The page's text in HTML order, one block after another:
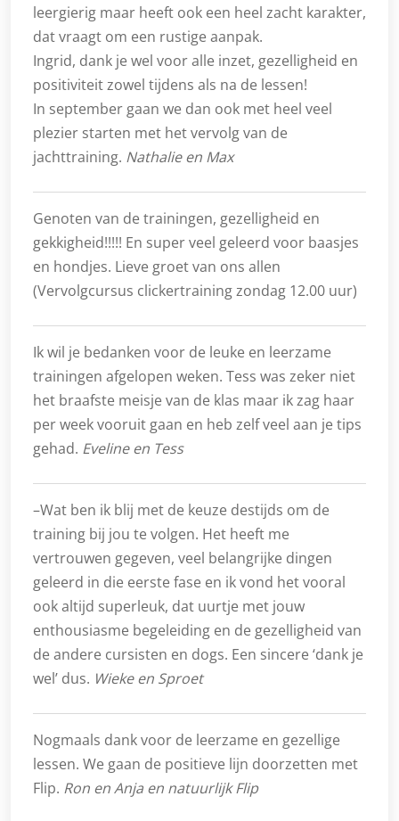
leergierig maar heeft ook een heel zacht karakter,
dat vraagt om een rustige aanpak.
Ingrid, dank je wel voor alle inzet, gezelligheid en
positiviteit zowel tijdens als na de lessen!
In september gaan we dan ook met heel veel
plezier starten met het vervolg van de
jachttraining. Nathalie en Max
Genoten van de trainingen, gezelligheid en
gekkigheid!!!!! En super veel geleerd voor baasjes
en hondjes. Lieve groet van ons allen
(Vervolgcursus clickertraining zondag 12.00 uur)
Ik wil je bedanken voor de leuke en leerzame
trainingen afgelopen weken. Tess was zeker niet
het braafste meisje van de klas maar ik zag haar
per week vooruit gaan en heb zelf veel aan je tips
gehad. Eveline en Tess
–Wat ben ik blij met de keuze destijds om de
training bij jou te volgen. Het heeft me
vertrouwen gegeven, veel belangrijke dingen
geleerd in die eerste fase en ik vond het vooral
ook altijd superleuk, dat uurtje met jouw
enthousiasme begeleiding en de gezelligheid van
de andere cursisten en dogs. Een sincere ‘dank je
wel’ dus. Wieke en Sproet
Nogmaals dank voor de leerzame en gezellige
lessen. We gaan de positieve lijn doorzetten met
Flip. Ron en Anja en natuurlijk Flip